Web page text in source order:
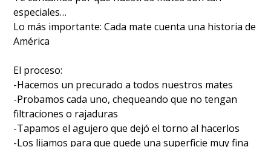
especiales…
Lo más importante: Cada mate cuenta una historia de
América
El proceso:
-Hacemos un precurado a todos nuestros mates
-Probamos cada uno, chequeando que no tengan
filtraciones o rajaduras
-Tapamos el agujero que dejó el torno al hacerlos
-Los lijamos para que quede una superficie muy fina